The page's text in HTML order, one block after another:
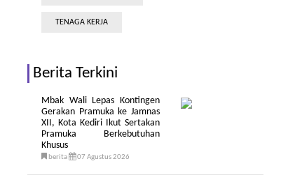
TENAGA KERJA
Berita Terkini
Mbak Wali Lepas Kontingen
Gerakan Pramuka ke Jamnas
XII, Kota Kediri Ikut Sertakan
Pramuka Berkebutuhan
Khusus
berita 07 Agustus 2026